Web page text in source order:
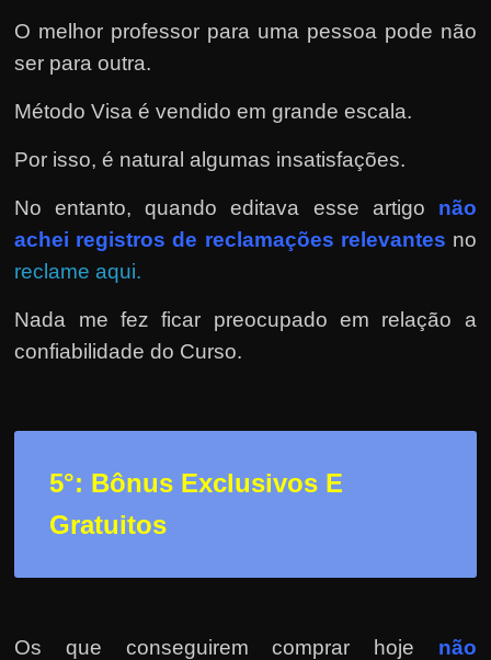
O melhor professor para uma pessoa pode não
ser para outra.
Método Visa é vendido em grande escala.
Por isso, é natural algumas insatisfações.
No entanto, quando editava esse artigo não
achei registros de reclamações relevantes no
reclame aqui.
Nada me fez ficar preocupado em relação a
confiabilidade do Curso.
5°: Bônus Exclusivos E
Gratuitos
Os que conseguirem comprar hoje não